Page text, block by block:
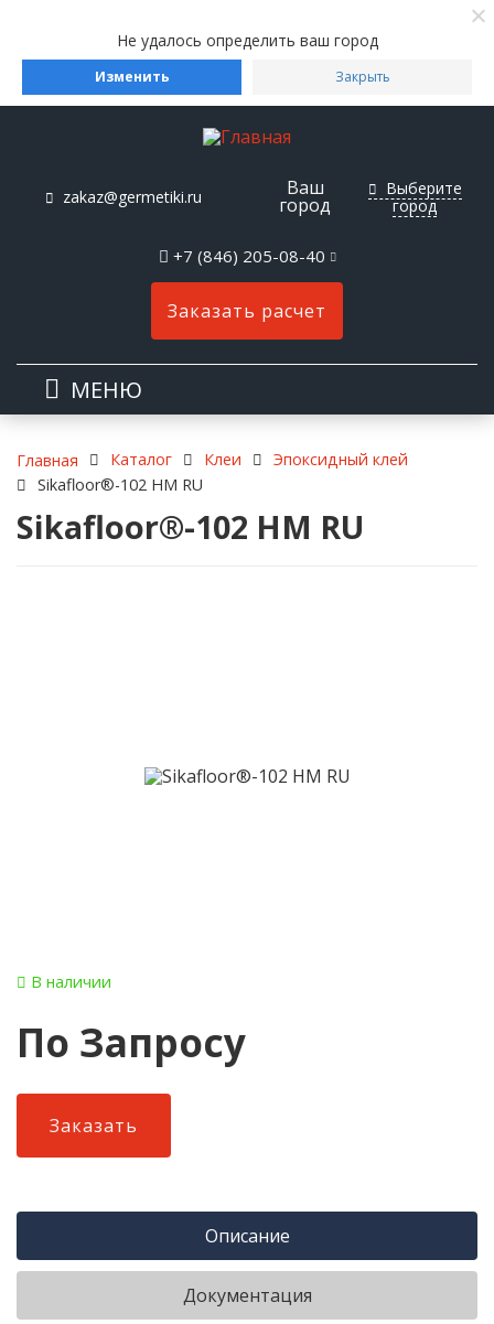
Не удалось определить ваш город
Изменить Закрыть
zakaz@germetiki.ru Ваш
город
Выберите
город
+7 (846) 205-08-40
Заказать расчет
МЕНЮ
Главная Каталог Клеи
Эпоксидный клей
Sikafloor®-102 HM RU
Sikafloor®-102 HM RU
В наличии
По Запросу
Заказать
Описание
Документация